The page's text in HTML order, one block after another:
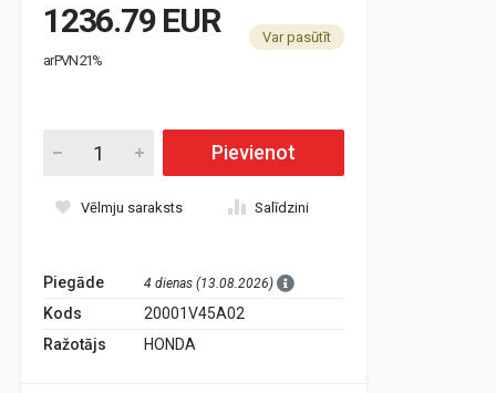
1236.79 EUR
ar PVN 21%
Var pasūtīt
Pievienot
Vēlmju saraksts Salīdzini
Piegāde 4 dienas (13.08.2026)
Kods
20001V45A02
Ražotājs
HONDA